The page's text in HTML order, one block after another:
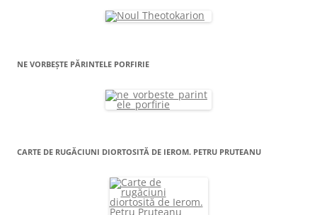
NE VORBEȘTE PĂRINTELE PORFIRIE
CARTE DE RUGĂCIUNI DIORTOSITĂ DE IEROM. PETRU PRUTEANU